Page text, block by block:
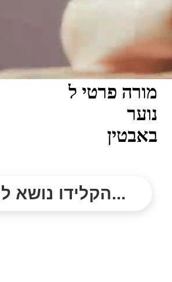
מורה פרטי ל
נוער
באבטין
הקלידו נושא לימוד...